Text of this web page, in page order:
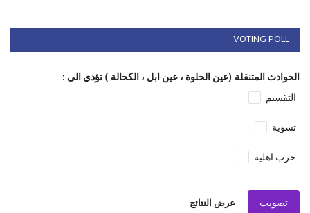
VOTING POLL
الحوادث المتنقلة (عين الحلوة ، عين ابل ، الكحالة ) تؤدي الى :
التقسيم
تسوية
حرب اهلية
تصويت عرض النتائج